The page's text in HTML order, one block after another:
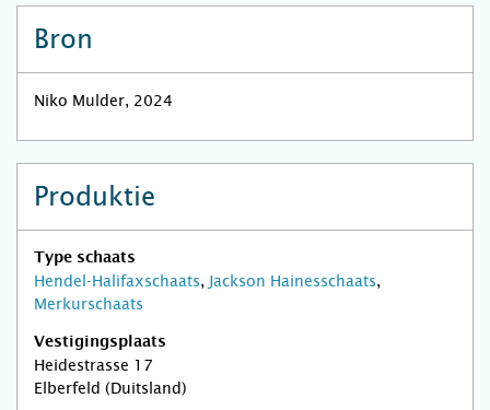
Bron
Niko Mulder, 2024
Produktie
Type schaats
Hendel-Halifaxschaats, Jackson Hainesschaats,
Merkurschaats
Vestigingsplaats
Heidestrasse 17
Elberfeld (Duitsland)